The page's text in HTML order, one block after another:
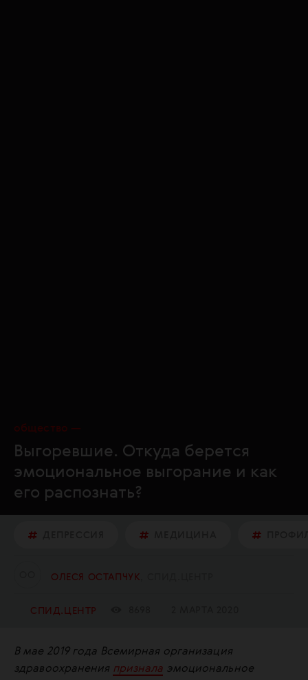
общество
Выгоревшие. Откуда берется
эмоциональное выгорание и как
его распознать?
ОЛЕСЯ ОСТАПЧУК
СПИД.ЦЕНТР
В мае 2019 года Всемирная организация
здравоохранения признала эмоциональное